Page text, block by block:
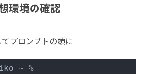
環境の確認
プロンプトの頭に
~ %